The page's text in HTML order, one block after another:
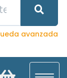
avanzada